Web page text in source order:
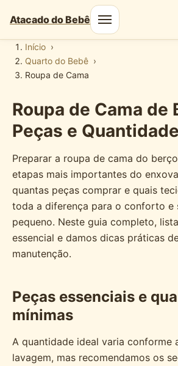
Atacado do Bebê
Início
Quarto do Bebê
Roupa de Cama
Roupa de Cama de
Peças e
Preparar a roupa de cama do
etapas mais importantes do
quantas peças comprar e quais
toda a diferença para o conforto e
pequeno. Neste guia completo,
essencial e damos dicas práticas
manutenção.
Peças essenciais e
mínimas
A quantidade ideal varia conforme
lavagem, mas recomendamos os